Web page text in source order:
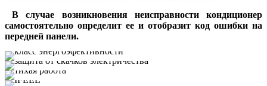
В случае возникновения неисправности кондиционер
самостоятельно определит ее и отобразит код ошибки на
передней панели.